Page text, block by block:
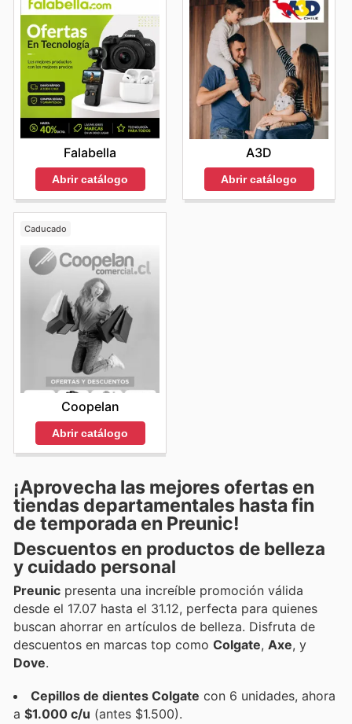
Falabella
Abrir catálogo
A3D
Abrir catálogo
Caducado
Coopelan
Abrir catálogo
¡Aprovecha las mejores ofertas en
tiendas departamentales hasta fin
de temporada en Preunic!
Descuentos en productos de belleza
y cuidado personal
Preunic presenta una increíble promoción válida
desde el 17.07 hasta el 31.12, perfecta para quienes
buscan ahorrar en artículos de belleza. Disfruta de
descuentos en marcas top como Colgate, Axe, y
Dove.
Cepillos de dientes Colgate con 6 unidades, ahora
a $1.000 c/u (antes $1.500).